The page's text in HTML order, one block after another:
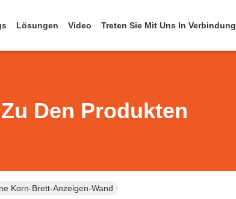
Lösungen Video Treten Sie Mit Uns In Verbindung
Den Produkten
Korn-Brett-Anzeigen-Wand